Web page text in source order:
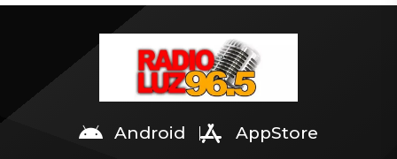
Quién clasifica a la
Champions League.
Quién clasifica a la
Champions League.
Android AppStore